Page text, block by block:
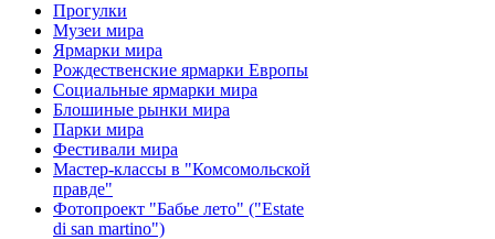
Прогулки
Музеи мира
Ярмарки мира
Рождественские ярмарки Европы
Социальные ярмарки мира
Блошиные рынки мира
Парки мира
Фестивали мира
Мастер-классы в "Комсомольской
правде"
Фотопроект "Бабье лето" ("Еstate
di san martino")